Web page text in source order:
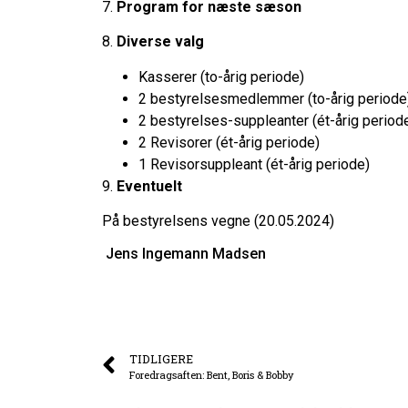
7. Program for næste sæson
8. Diverse valg
Kasserer (to-årig periode)
2 bestyrelsesmedlemmer (to-årig
2 bestyrelses-suppleanter (ét-årig
2 Revisorer (ét-årig periode)
1 Revisorsuppleant (ét-årig periode)
9. Eventuelt
På bestyrelsens vegne (20.05.2024)
Jens Ingemann Madsen
TIDLIGERE
Foredragsaften: Bent, Boris & Bobby